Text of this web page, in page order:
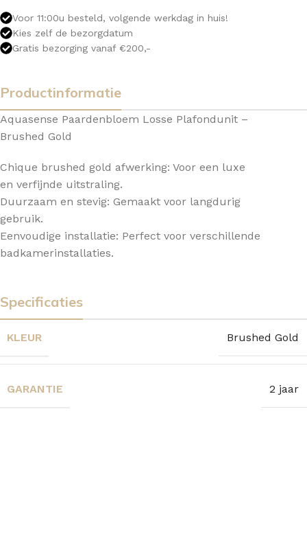
Voor 11:00u besteld, volgende werkdag in huis!
Kies zelf de bezorgdatum
Gratis bezorging vanaf €200,-
Productinformatie
Aquasense Paardenbloem Losse Plafondunit –
Brushed Gold
Chique brushed gold afwerking: Voor een luxe
en verfijnde uitstraling.
Duurzaam en stevig: Gemaakt voor langdurig
gebruik.
Eenvoudige installatie: Perfect voor verschillende
badkamerinstallaties.
Specificaties
KLEUR Brushed Gold
GARANTIE 2 jaar